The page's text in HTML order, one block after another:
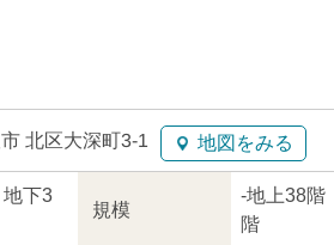
北区大深町3-1 地図をみる
下3
規模
-地上38階
階